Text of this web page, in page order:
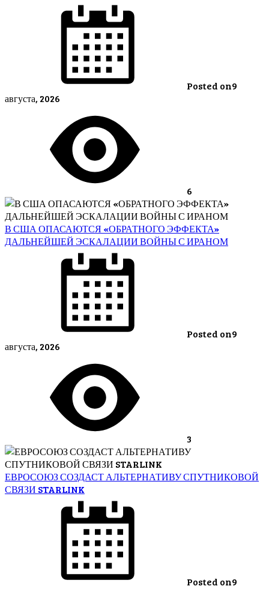
Posted on9
августа, 2026
6
В США ОПАСАЮТСЯ «ОБРАТНОГО ЭФФЕКТА»
ДАЛЬНЕЙШЕЙ ЭСКАЛАЦИИ ВОЙНЫ С ИРАНОМ
Posted on9
августа, 2026
3
ЕВРОСОЮЗ СОЗДАСТ АЛЬТЕРНАТИВУ СПУТНИКОВОЙ
СВЯЗИ STARLINK
Posted on9